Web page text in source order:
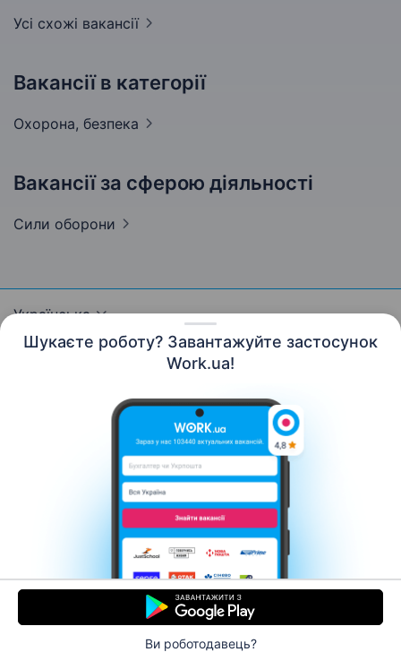
Шукаєте роботу? Завантажуйте застосунок
Work.ua!
Ви роботодавець?
Усі схожі вакансії
Вакансії в категорії
Охорона, безпека
Вакансії за сферою діяльності
Сили оборони
Українська
Контакти Про нас
Кар’єра
Новини Work.ua
Допомога Умови використання
Роботодавцю
© 2006–2026 Work.ua. Сервіс пошуку роботи №1 в